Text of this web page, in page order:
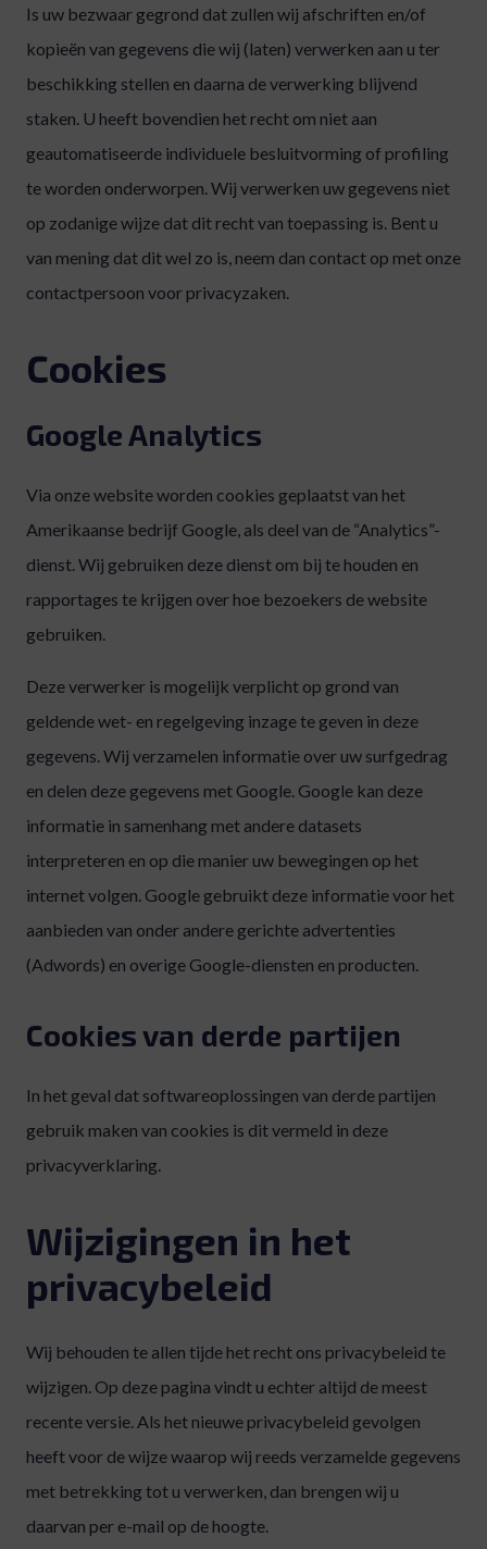
Is uw bezwaar gegrond dat zullen wij afschriften en/of
kopieën van gegevens die wij (laten) verwerken aan u ter
beschikking stellen en daarna de verwerking blijvend
staken. U heeft bovendien het recht om niet aan
geautomatiseerde individuele besluitvorming of profiling
te worden onderworpen. Wij verwerken uw gegevens niet
op zodanige wijze dat dit recht van toepassing is. Bent u
van mening dat dit wel zo is, neem dan contact op met onze
contactpersoon voor privacyzaken.
Cookies
Google Analytics
Via onze website worden cookies geplaatst van het
Amerikaanse bedrijf Google, als deel van de “Analytics”-
dienst. Wij gebruiken deze dienst om bij te houden en
rapportages te krijgen over hoe bezoekers de website
gebruiken.
Deze verwerker is mogelijk verplicht op grond van
geldende wet- en regelgeving inzage te geven in deze
gegevens. Wij verzamelen informatie over uw surfgedrag
en delen deze gegevens met Google. Google kan deze
informatie in samenhang met andere datasets
interpreteren en op die manier uw bewegingen op het
internet volgen. Google gebruikt deze informatie voor het
aanbieden van onder andere gerichte advertenties
(Adwords) en overige Google-diensten en producten.
Cookies van derde partijen
In het geval dat softwareoplossingen van derde partijen
gebruik maken van cookies is dit vermeld in deze
privacyverklaring.
Wijzigingen in het
privacybeleid
Wij behouden te allen tijde het recht ons privacybeleid te
wijzigen. Op deze pagina vindt u echter altijd de meest
recente versie. Als het nieuwe privacybeleid gevolgen
heeft voor de wijze waarop wij reeds verzamelde gegevens
met betrekking tot u verwerken, dan brengen wij u
daarvan per e-mail op de hoogte.